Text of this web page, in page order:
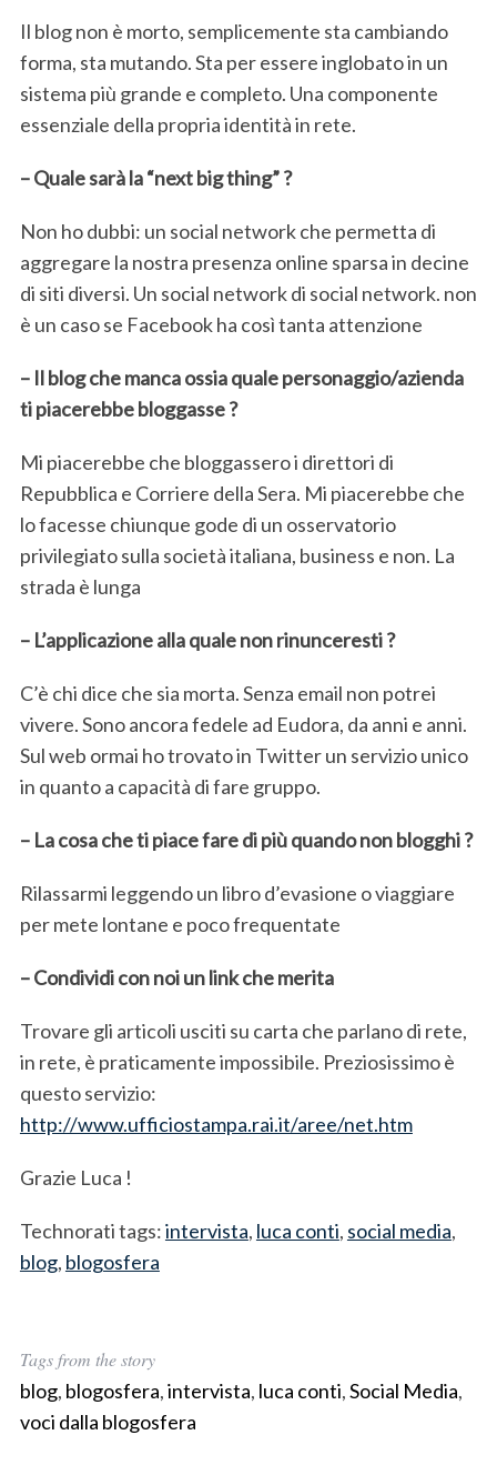
Il blog non è morto, semplicemente sta cambiando
forma, sta mutando. Sta per essere inglobato in un
sistema più grande e completo. Una componente
essenziale della propria identità in rete.
– Quale sarà la “next big thing” ?
Non ho dubbi: un social network che permetta di
aggregare la nostra presenza online sparsa in decine
di siti diversi. Un social network di social network. non
è un caso se Facebook ha così tanta attenzione
– Il blog che manca ossia quale personaggio/azienda
ti piacerebbe bloggasse ?
Mi piacerebbe che bloggassero i direttori di
Repubblica e Corriere della Sera. Mi piacerebbe che
lo facesse chiunque gode di un osservatorio
privilegiato sulla società italiana, business e non. La
strada è lunga
– L’applicazione alla quale non rinunceresti ?
C’è chi dice che sia morta. Senza email non potrei
vivere. Sono ancora fedele ad Eudora, da anni e anni.
Sul web ormai ho trovato in Twitter un servizio unico
in quanto a capacità di fare gruppo.
– La cosa che ti piace fare di più quando non blogghi ?
Rilassarmi leggendo un libro d’evasione o viaggiare
per mete lontane e poco frequentate
– Condividi con noi un link che merita
Trovare gli articoli usciti su carta che parlano di rete,
in rete, è praticamente impossibile. Preziosissimo è
questo servizio:
http://www.ufficiostampa.rai.it/aree/net.htm
Grazie Luca !
Technorati tags:intervista, luca conti, social media,
blog, blogosfera
Tags from the story
blog, blogosfera,intervista, luca conti,Social Media,
voci dalla blogosfera
e
a
r
h
r
: